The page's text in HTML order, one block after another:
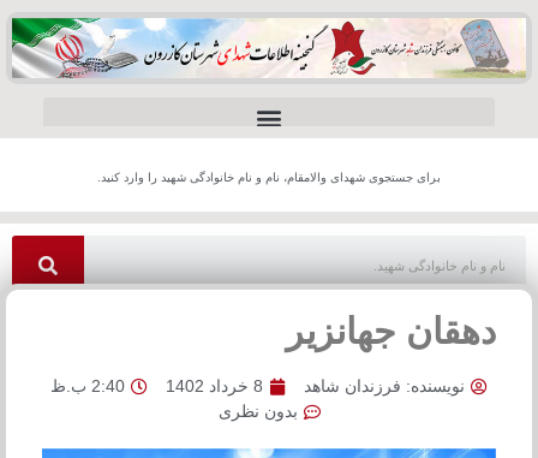
برای جستجوی شهدای والامقام، نام و نام خانوادگی شهید را وارد کنید.
دهقان جهانزیر
نویسنده: فرزندان شاهد 8 خرداد 1402
2:40 ب.ظ
بدون نظری